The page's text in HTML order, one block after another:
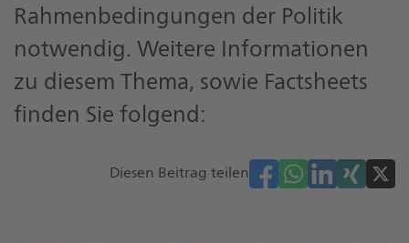
Rahmenbedingungen der Politik
notwendig. Weitere Informationen
zu diesem Thema, sowie Factsheets
finden Sie folgend:
Diesen Beitrag teilen